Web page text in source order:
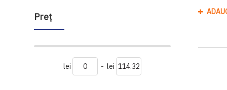
Preţ
lei - lei